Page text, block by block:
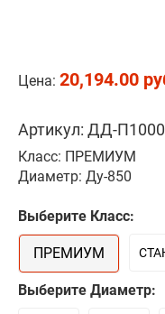
Цена: 20,194.00
Артикул: ДД-
Класс: ПРЕМИУМ
Диаметр: Ду-850
Выберите Класс:
ПРЕМИУМ
Выберите Диаметр: